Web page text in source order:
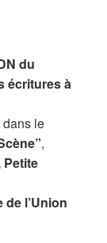
du
écritures à
dans le
,
Petite
de l’Union